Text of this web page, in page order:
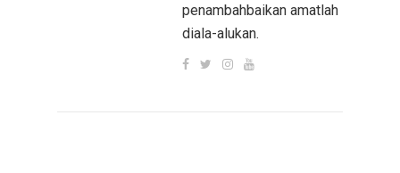
penambahbaikan amatlah
diala-alukan.